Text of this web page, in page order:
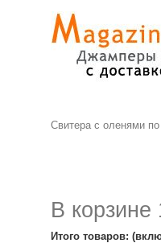
Свитера с оленями
В корзине
Итого товаров: